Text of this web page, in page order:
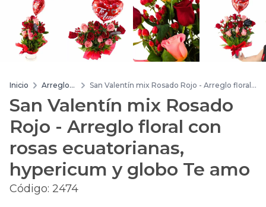
Inicio
Arreglos
San Valentín mix Rosado Rojo - Arreglo floral
amo
San Valentín mix Rosado
Rojo - Arreglo floral con
rosas ecuatorianas,
hypericum y globo Te amo
Código: 2474